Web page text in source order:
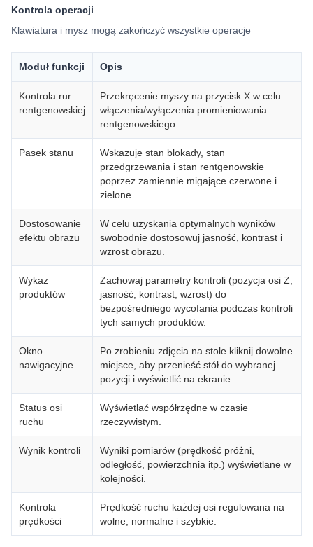
Kontrola operacji
Klawiatura i mysz mogą zakończyć wszystkie operacje
Moduł funkcji Opis
Kontrola rur
rentgenowskiej
Przekręcenie myszy na przycisk X w celu
włączenia/wyłączenia promieniowania
rentgenowskiego.
Pasek stanu
Wskazuje stan blokady, stan
przedgrzewania i stan rentgenowskie
poprzez zamiennie migające czerwone i
zielone.
Dostosowanie
efektu obrazu
W celu uzyskania optymalnych wyników
swobodnie dostosowuj jasność, kontrast i
wzrost obrazu.
Wykaz
produktów
Zachowaj parametry kontroli (pozycja osi Z,
jasność, kontrast, wzrost) do
bezpośredniego wycofania podczas kontroli
tych samych produktów.
Okno
nawigacyjne
Po zrobieniu zdjęcia na stole kliknij dowolne
miejsce, aby przenieść stół do wybranej
pozycji i wyświetlić na ekranie.
Status osi
ruchu
Wyświetlać współrzędne w czasie
rzeczywistym.
Wynik kontroli
Wyniki pomiarów (prędkość próżni,
odległość, powierzchnia itp.) wyświetlane w
kolejności.
Kontrola
prędkości
Prędkość ruchu każdej osi regulowana na
wolne, normalne i szybkie.